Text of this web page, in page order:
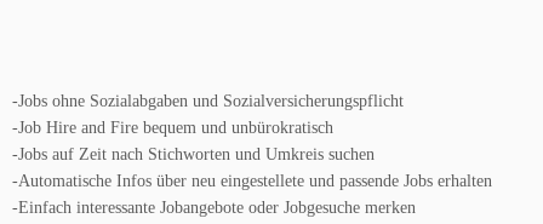
-Jobs ohne Sozialabgaben und Sozialversicherungspflicht
-Job Hire and Fire bequem und unbürokratisch
-Jobs auf Zeit nach Stichworten und Umkreis suchen
-Automatische Infos über neu eingestellete und passende Jobs erhalten
-Einfach interessante Jobangebote oder Jobgesuche merken